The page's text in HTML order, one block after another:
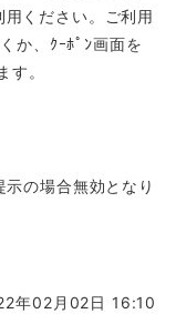
用ください。ご利用
か、ｸｰﾎﾟﾝ画面を
す。
の場合無効となり
年02月02日 16:10